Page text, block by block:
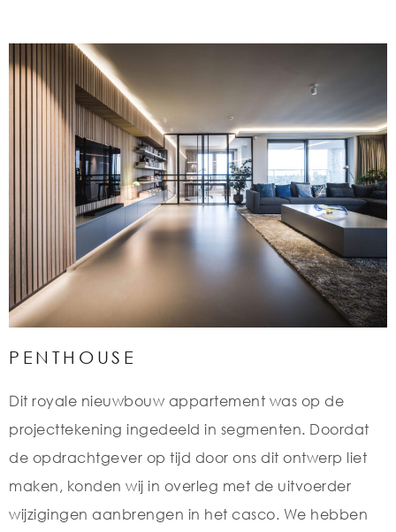
PENTHOUSE
Dit royale nieuwbouw appartement was op de
projecttekening ingedeeld in segmenten. Doordat
de opdrachtgever op tijd door ons dit ontwerp liet
maken, konden wij in overleg met de uitvoerder
wijzigingen aanbrengen in het casco. We hebben